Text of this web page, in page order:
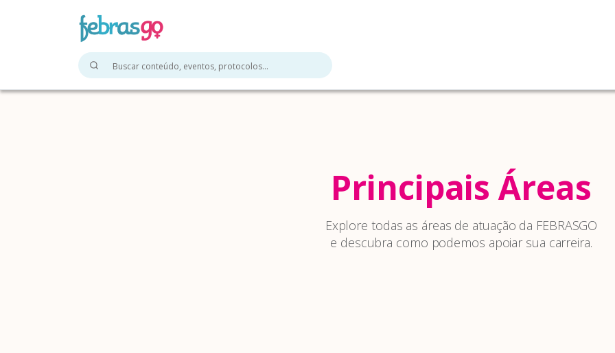
Principais Áreas
Explore todas as áreas de atuação da FEBRASGO
e descubra como podemos apoiar sua carreira.